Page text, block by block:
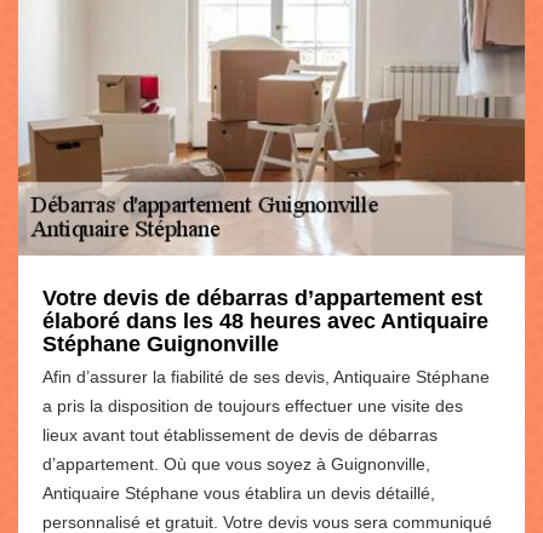
Votre devis de débarras d’appartement est
élaboré dans les 48 heures avec Antiquaire
Stéphane Guignonville
Afin d’assurer la fiabilité de ses devis, Antiquaire Stéphane
a pris la disposition de toujours effectuer une visite des
lieux avant tout établissement de devis de débarras
d’appartement. Où que vous soyez à Guignonville,
Antiquaire Stéphane vous établira un devis détaillé,
personnalisé et gratuit. Votre devis vous sera communiqué